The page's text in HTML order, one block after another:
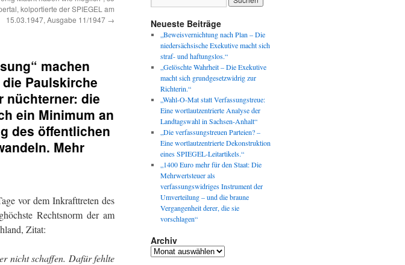
kolportierte der SPIEGEL am
15.03.1947, Ausgabe 11/1947 →
machen
Paulskirche
nüchterner: die
ein Minimum an
des öffentlichen
Mehr
vor dem Inkrafttreten des
Rechtsnorm der am
Zitat:
nicht schaffen. Dafür fehlte
Neueste Beiträge
„Beweisvernichtung nach Plan – Die
niedersächsische Exekutive macht sich
straf- und haftungslos.“
„Gelöschte Wahrheit – Die Exekutive
macht sich grundgesetzwidrig zur
Richterin.“
„Wahl-O-Mat statt Verfassungstreue:
Eine wortlautzentrierte Analyse der
Landtagswahl in Sachsen-Anhalt“
„Die verfassungstreuen Parteien? –
Eine wortlautzentrierte Dekonstruktion
eines SPIEGEL-Leitartikels.“
„1400 Euro mehr für den Staat: Die
Mehrwertsteuer als
verfassungswidriges Instrument der
Umverteilung – und die braune
Vergangenheit derer, die sie
vorschlagen“
Archiv
Archiv